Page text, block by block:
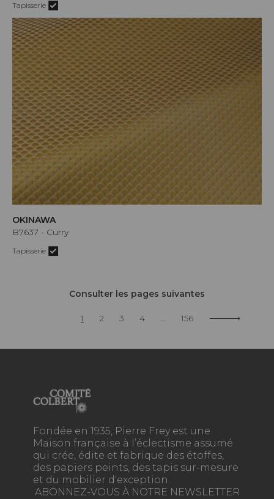
Tapisserie
OKINAWA
B7637 - Curry
Tapisserie
Consulter les pages suivantes
1 2 3 4 ... 156
Fondée en 1935, Pierre Frey est une
Maison française à l’éclectisme assumé
qui crée, édite et fabrique des étoffes,
des papiers peints, des tapis sur-mesure
et du mobilier d'exception.
ABONNEZ-VOUS À NOTRE NEWSLETTER